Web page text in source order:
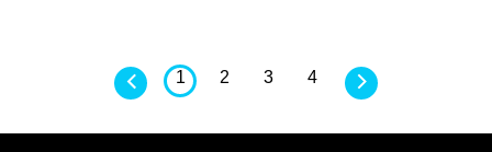
1 2 3 4